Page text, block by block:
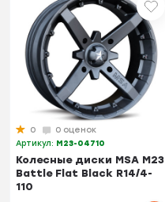
0
0 оценок
Артикул: M23-04710
Колесные диски MSA M23
Battle Flat Black R14/4-
110